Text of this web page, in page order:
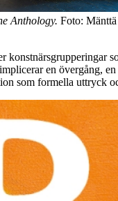
Anthology. Foto: Mänttä
konstnärsgrupperingar
en övergång,
som formella uttryck